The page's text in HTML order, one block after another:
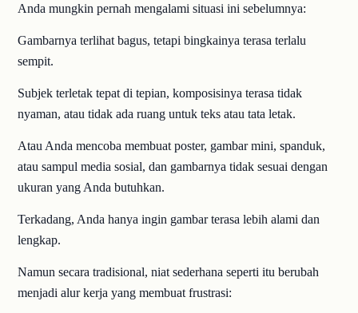
Anda mungkin pernah mengalami situasi ini sebelumnya:
Gambarnya terlihat bagus, tetapi bingkainya terasa terlalu
sempit.
Subjek terletak tepat di tepian, komposisinya terasa tidak
nyaman, atau tidak ada ruang untuk teks atau tata letak.
Atau Anda mencoba membuat poster, gambar mini, spanduk,
atau sampul media sosial, dan gambarnya tidak sesuai dengan
ukuran yang Anda butuhkan.
Terkadang, Anda hanya ingin gambar terasa lebih alami dan
lengkap.
Namun secara tradisional, niat sederhana seperti itu berubah
menjadi alur kerja yang membuat frustrasi: